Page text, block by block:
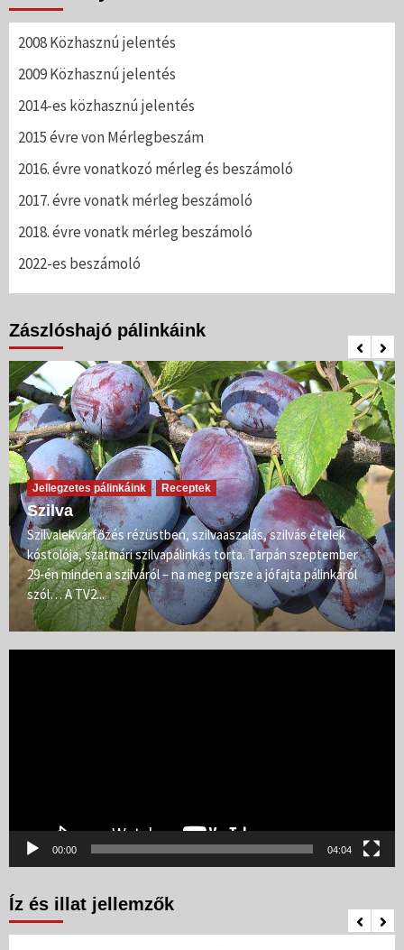
2008 Közhasznú jelentés
2009 Közhasznú jelentés
2014-es közhasznú jelentés
2015 évre von Mérlegbeszám
2016. évre vonatkozó mérleg és beszámoló
2017. évre vonatk mérleg beszámoló
2018. évre vonatk mérleg beszámoló
2022-es beszámoló
Zászlóshajó pálinkáink
Jellegzetes pálinkáink Receptek
Szilva
Szilvalekvárfőzés rézüstben, szilvaaszalás, szilvás ételek
kóstolója, szatmári szilvapálinkás torta. Tarpán szeptember
29-én minden a szilváról – na meg persze a jófajta pálinkáról
szól… A TV2...
00:00 04:04
Íz és illat jellemzők